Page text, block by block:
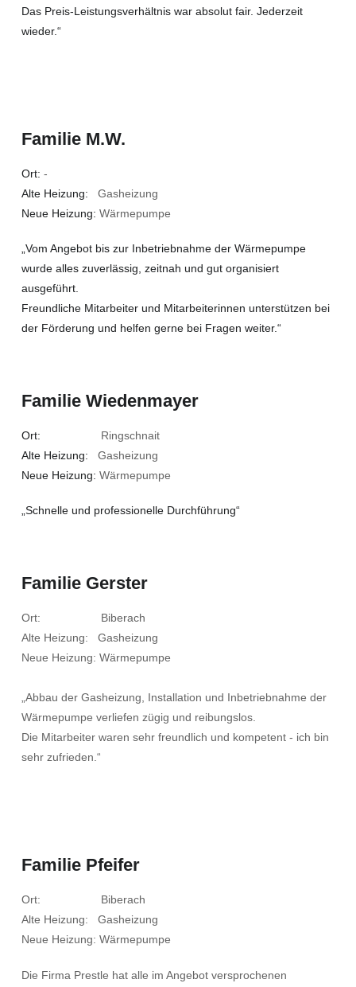
Das Preis-Leistungsverhältnis war absolut fair. Jederzeit
wieder.“
Familie M.W.
Ort: -
Alte Heizung: Gasheizung
Neue Heizung: Wärmepumpe
„Vom Angebot bis zur Inbetriebnahme der Wärmepumpe
wurde alles zuverlässig, zeitnah und gut organisiert
ausgeführt.
Freundliche Mitarbeiter und Mitarbeiterinnen unterstützen bei
der Förderung und helfen gerne bei Fragen weiter.“
Familie Wiedenmayer
Ort: Ringschnait
Alte Heizung: Gasheizung
Neue Heizung: Wärmepumpe
„Schnelle und professionelle Durchführung“
Familie Gerster
Ort: Biberach
Alte Heizung: Gasheizung
Neue Heizung: Wärmepumpe
„Abbau der Gasheizung, Installation und Inbetriebnahme der
Wärmepumpe verliefen zügig und reibungslos.
Die Mitarbeiter waren sehr freundlich und kompetent - ich bin
sehr zufrieden.“
Familie Pfeifer
Ort: Biberach
Alte Heizung: Gasheizung
Neue Heizung: Wärmepumpe
Die Firma Prestle hat alle im Angebot versprochenen